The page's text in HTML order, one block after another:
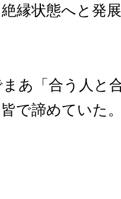
縁状態へと発
あ「合う人と
で諦めていた